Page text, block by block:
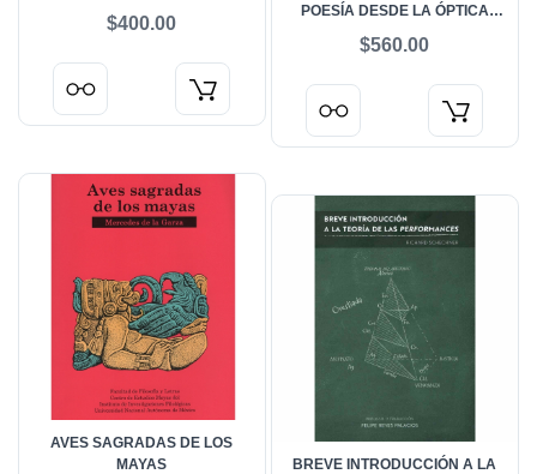
XIX AL XXI)
$400.00
POESÍA DESDE LA ÓPTICA
$560.00
AVES SAGRADAS DE LOS
MAYAS
BREVE INTRODUCCIÓN A LA